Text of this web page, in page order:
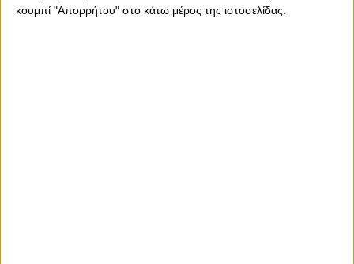
κουμπί "Απορρήτου" στο κάτω μέρος της ιστοσελίδας.